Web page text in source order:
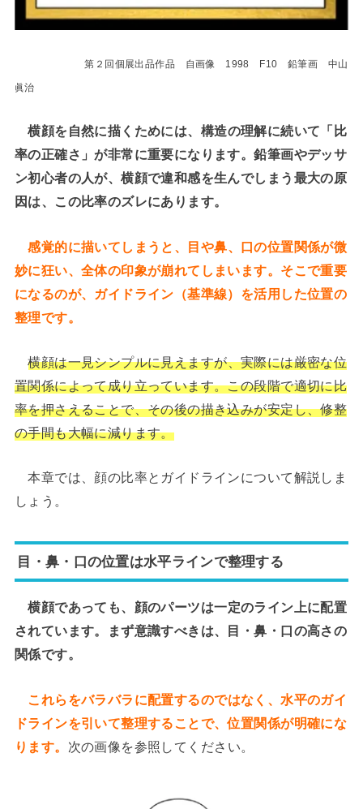
第２回個展出品作品 自画像 1998 F10 鉛筆画 中山
眞治
横顔を自然に描くためには、構造の理解に続いて「比
率の正確さ」が非常に重要になります。鉛筆画やデッサ
ン初心者の人が、横顔で違和感を生んでしまう最大の原
因は、この比率のズレにあります。
感覚的に描いてしまうと、目や鼻、口の位置関係が微
妙に狂い、全体の印象が崩れてしまいます。そこで重要
になるのが、ガイドライン（基準線）を活用した位置の
整理です。
横顔は一見シンプルに見えますが、実際には厳密な位
置関係によって成り立っています。この段階で適切に比
率を押さえることで、その後の描き込みが安定し、修整
の手間も大幅に減ります。
本章では、顔の比率とガイドラインについて解説しま
しょう。
目・鼻・口の位置は水平ラインで整理する
横顔であっても、顔のパーツは一定のライン上に配置
されています。まず意識すべきは、目・鼻・口の高さの
関係です。
これらをバラバラに配置するのではなく、水平のガイ
ドラインを引いて整理することで、位置関係が明確にな
ります。 次の画像を参照してください。